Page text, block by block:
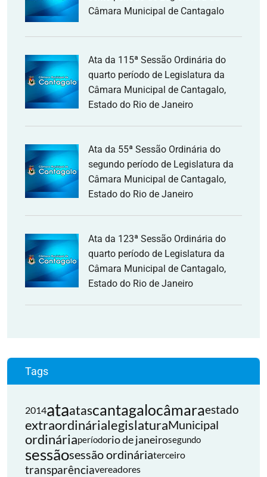
Câmara Municipal de Cantagalo
Ata da 115ª Sessão Ordinária do
quarto período de Legislatura da
Câmara Municipal de Cantagalo,
Estado do Rio de Janeiro
Ata da 55ª Sessão Ordinária do
segundo período de Legislatura da
Câmara Municipal de Cantagalo,
Estado do Rio de Janeiro
Ata da 123ª Sessão Ordinária do
quarto período de Legislatura da
Câmara Municipal de Cantagalo,
Estado do Rio de Janeiro
Tags
2014ataatascantagalocâmaraestado
extraordinárialegislaturaMunicipal
ordináriaperíodorio de janeirosegundo
sessãosessão ordináriaterceiro
transparênciavereadores